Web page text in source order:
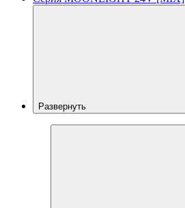
Развернуть